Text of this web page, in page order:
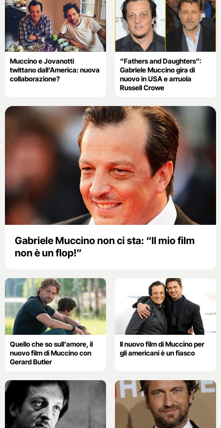
Muccino e Jovanotti
twittano dall’America: nuova
collaborazione?
“Fathers and Daughters”:
Gabriele Muccino gira di
nuovo in USA e arruola
Russell Crowe
Gabriele Muccino non ci sta: “Il mio film
non è un flop!”
Quello che so sull’amore, il
nuovo film di Muccino con
Gerard Butler
Il nuovo film di Muccino per
gli americani è un fiasco